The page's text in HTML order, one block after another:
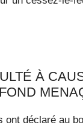
À
ont déclaré au